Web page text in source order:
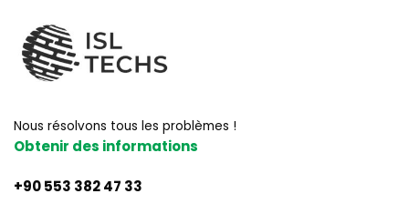
Nous résolvons tous les problèmes !
Obtenir des informations
+90 553 382 47 33